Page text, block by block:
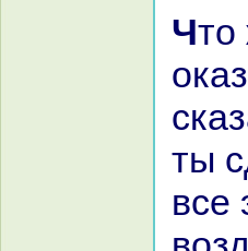
Что же каcaется до царя, то он
ты
все